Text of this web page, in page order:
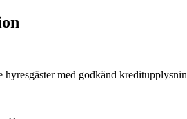
hyresgäster med godkänd